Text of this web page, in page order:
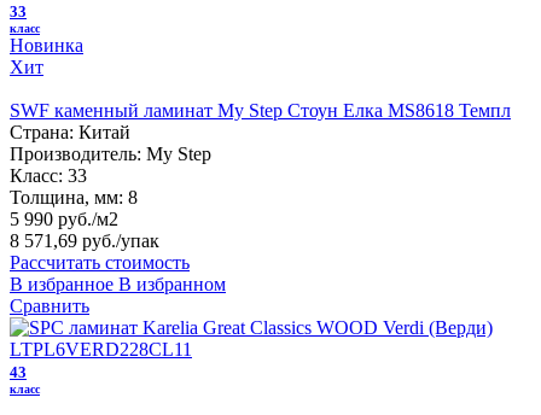
33
класс
Новинка
Хит
SWF каменный ламинат My Step Стоун Елка MS8618 Темпл
Страна: Китай
Производитель: My Step
Класс: 33
Толщина, мм: 8
5 990 руб./м2
8 571,69 руб./упак
Рассчитать стоимость
В избранное В избранном
Сравнить
43
класс